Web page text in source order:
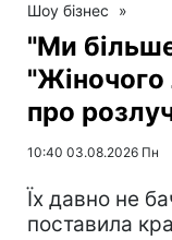
Шоу бізнес »
"Ми
"Жіночого
про
10:40 03.08.2026 Пн
Їх давно не
поставила